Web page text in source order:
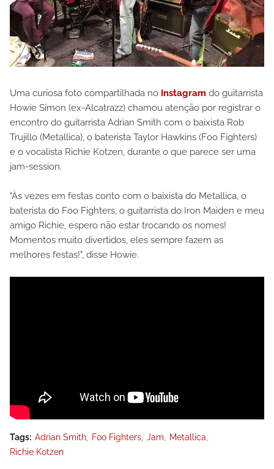
Uma curiosa foto compartilhada no Instagram do guitarrista
Howie Simon (ex-Alcatrazz) chamou atenção por registrar o
encontro do guitarrista Adrian Smith com o baixista Rob
Trujillo (Metallica), o baterista Taylor Hawkins (Foo Fighters)
e o vocalista Richie Kotzen, durante o que parece ser uma
jam-session.
"Às vezes em festas conto com o baixista do Metallica, o
baterista do Foo Fighters, o guitarrista do Iron Maiden e meu
amigo Richie, espero não estar trocando os nomes!
Momentos muito divertidos, eles sempre fazem as
melhores festas!", disse Howie.
Tags: Adrian Smith Foo Fighters Jam
Metallica
Richie Kotzen